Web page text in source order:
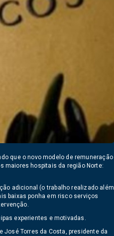
que o novo modelo de remuneração
maiores hospitais da região Norte:
adicional (o trabalho realizado além
baixas ponha em risco serviços
experientes e motivadas.
Torres da Costa, presidente da